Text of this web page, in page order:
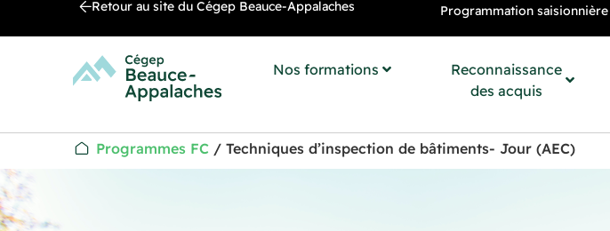
Retour au site du Cégep Beauce-Appalaches Programmation saisionnière
Nos formations
Reconnaissance
des acquis
Programmes FC / Techniques d’inspection de bâtiments- Jour (AEC)